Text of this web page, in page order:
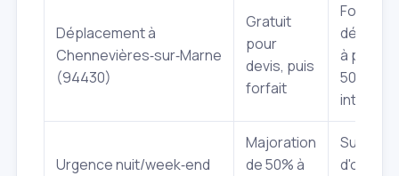
Déplacement à
Chennevières‑sur‑Marne
(94430)
Gratuit
pour
devis, puis
forfait
Forfait
à partir
50€ pour
Urgence nuit/week‑end
Majoration
de 50% à
Sur main
d'œuvre